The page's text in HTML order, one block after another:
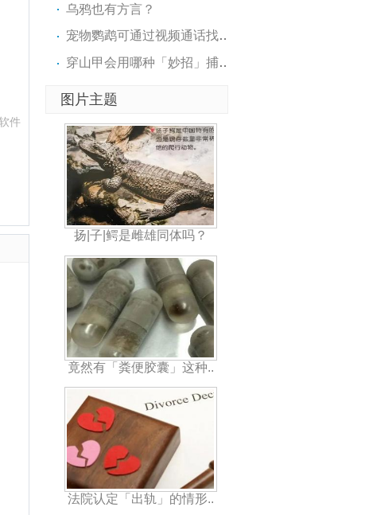
件
乌鸦也有方言？
宠物鹦鹉可通过视频通话找到..
穿山甲会用哪种「妙招」捕食..
图片主题
扬|子|鳄是雌雄同体吗？
竟然有「粪便胶囊」这种..
法院认定「出轨」的情形..